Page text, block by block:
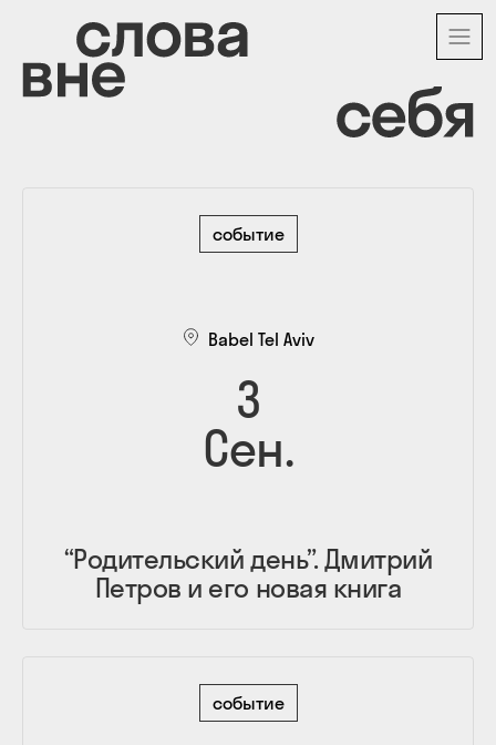
основному
содержанию
событие
Babel Tel Aviv
3
Сен.
“Родительский день”. Дмитрий
Петров и его новая книга
событие